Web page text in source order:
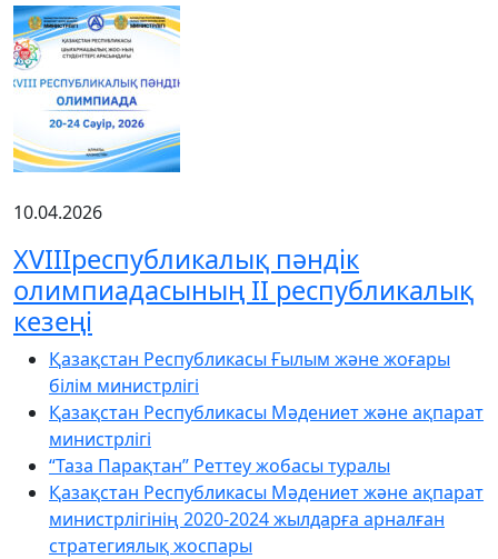
10.04.2026
XVIIIреспубликалық пәндік
олимпиадасының ІІ республикалық
кезеңі
Қазақстан Республикасы Ғылым және жоғары
білім министрлігі
Қазақстан Республикасы Мәдениет және ақпарат
министрлігі
“Таза Парақтан” Реттеу жобасы туралы
Қазақстан Республикасы Мәдениет және ақпарат
министрлігінің 2020-2024 жылдарға арналған
стратегиялық жоспары